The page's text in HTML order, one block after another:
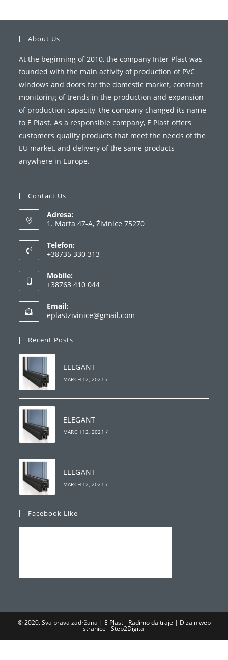
About Us
At the beginning of 2010, the company Inter Plast was
founded with the main activity of production of PVC
windows and doors for the domestic market, constant
monitoring of trends in the production and expansion
of production capacity, the company changed its name
to E Plast. As a responsible company, E Plast offers
customers quality products that meet the needs of the
EU market, and delivery of the same products
anywhere in Europe.
Contact Us
Adresa:
1. Marta 47-A, Živinice 75270
Telefon:
+38735 330 313
in
your
application
Mobile:
+38763 410 044
in
your
Email:
eplastzivinice@gmail.com
Recent Posts
ELEGANT
MARCH 12, 2021 /
ELEGANT
MARCH 12, 2021 /
ELEGANT
MARCH 12, 2021 /
Facebook Like
© 2020. Sva prava zadržana | E Plast - Radimo da traje | Dizajn web
stranice -Step2Digital